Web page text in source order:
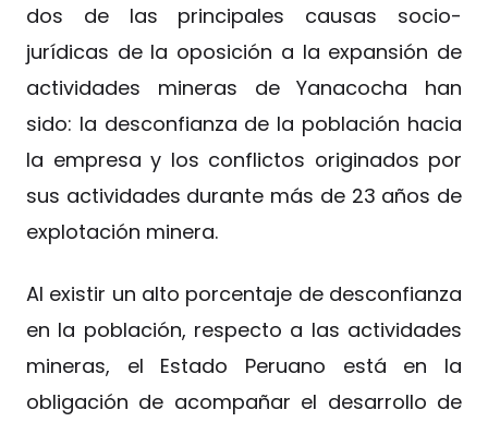
dos de las principales causas socio-
jurídicas de la oposición a la expansión de
actividades mineras de Yanacocha han
sido: la desconfianza de la población hacia
la empresa y los conflictos originados por
sus actividades durante más de 23 años de
explotación minera.
Al existir un alto porcentaje de desconfianza
en la población, respecto a las actividades
mineras, el Estado Peruano está en la
obligación de acompañar el desarrollo de